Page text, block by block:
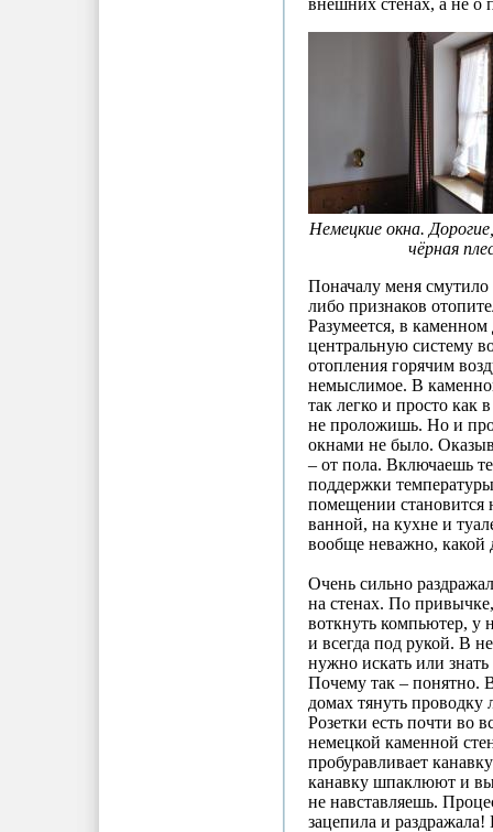
внешних стенах, а не о
Немецкие окна.
чёрная
Поначалу меня смутило
либо признаков
Разумеется, в каменном
центральную систему
отопления горячим
немыслимое. В
так легко и просто как
не проложишь. Но и
окнами не было.
– от пола. Включаешь
поддержки
помещении становится
ванной, на кухне и
вообще неважно,
Очень сильно
на стенах. По
воткнуть компьютер, у
и всегда под рукой. В
нужно искать или
Почему так – понятно.
домах тянуть проводку
Розетки есть почти во
немецкой каменной
пробуравливает
канавку шпаклюют и
не навставляешь.
зацепила и раздражала!